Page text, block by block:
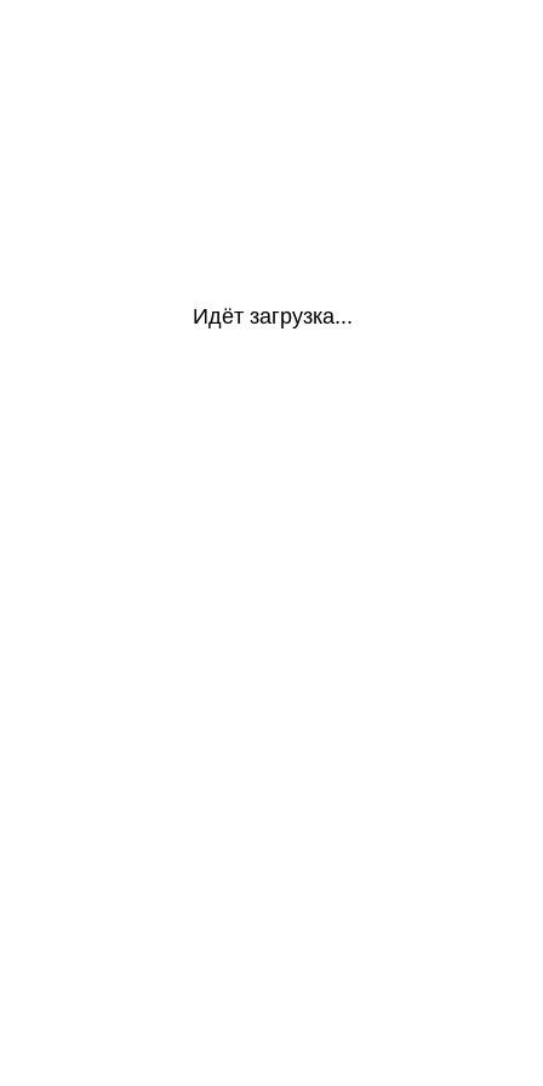
Идёт загрузка...